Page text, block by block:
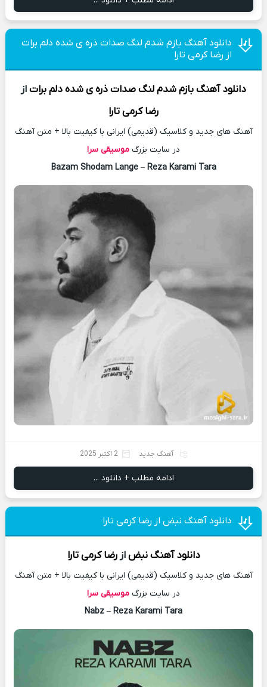
دانلود آهنگ بازم شدم لنگ صدات ذره ی شده دلم برات
از رضا کرمی تارا
دانلود آهنگبازم شدم لنگ صدات ذره ی شده دلم براتاز
رضا کرمی تارا
آهنگ های جدید و کلاسیک (قدیمی) ایرانی با کیفیت بالا + متن آهنگ
در سایت بزرگ موسیقی سرا
Bazam Shodam Lange– Reza Karami Tara
آهنگ جدید 2 اکتبر 2025
ادامه مطلب + دانلود ...
دانلود آهنگ نبض از رضا کرمی تارا
دانلود آهنگ نبض ازرضا کرمی تارا
آهنگ های جدید و کلاسیک (قدیمی) ایرانی با کیفیت بالا + متن آهنگ
در سایت بزرگ موسیقی سرا
Nabz – Reza Karami Tara